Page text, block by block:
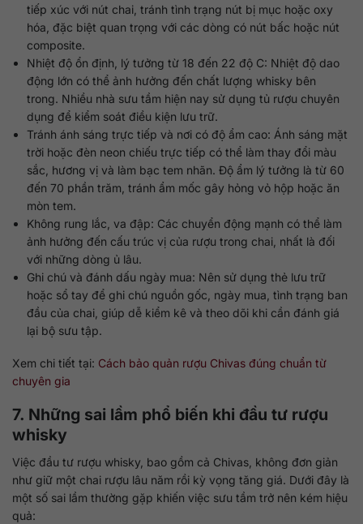
tiếp xúc với nút chai, tránh tình trạng nút bị mục hoặc oxy
hóa, đặc biệt quan trọng với các dòng có nút bấc hoặc nút
composite.
Nhiệt độ ổn định, lý tưởng từ 18 đến 22 độ C: Nhiệt độ dao
động lớn có thể ảnh hưởng đến chất lượng whisky bên
trong. Nhiều nhà sưu tầm hiện nay sử dụng tủ rượu chuyên
dụng để kiểm soát điều kiện lưu trữ.
Tránh ánh sáng trực tiếp và nơi có độ ẩm cao: Ánh sáng mặt
trời hoặc đèn neon chiếu trực tiếp có thể làm thay đổi màu
sắc, hương vị và làm bạc tem nhãn. Độ ẩm lý tưởng là từ 60
đến 70 phần trăm, tránh ẩm mốc gây hỏng vỏ hộp hoặc ăn
mòn tem.
Không rung lắc, va đập: Các chuyển động mạnh có thể làm
ảnh hưởng đến cấu trúc vị của rượu trong chai, nhất là đối
với những dòng ủ lâu.
Ghi chú và đánh dấu ngày mua: Nên sử dụng thẻ lưu trữ
hoặc sổ tay để ghi chú nguồn gốc, ngày mua, tình trạng ban
đầu của chai, giúp dễ kiểm kê và theo dõi khi cần đánh giá
lại bộ sưu tập.
Xem chi tiết tại: Cách bảo quản rượu Chivas đúng chuẩn từ
chuyên gia
7. Những sai lầm phổ biến khi đầu tư rượu
whisky
Việc đầu tư rượu whisky, bao gồm cả Chivas, không đơn giản
như giữ một chai rượu lâu năm rồi kỳ vọng tăng giá. Dưới đây là
một số sai lầm thường gặp khiến việc sưu tầm trở nên kém hiệu
quả: